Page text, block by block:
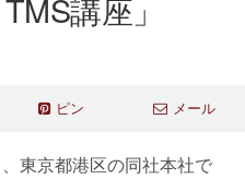
講座」
ピン メール
東京都港区の同社本社で